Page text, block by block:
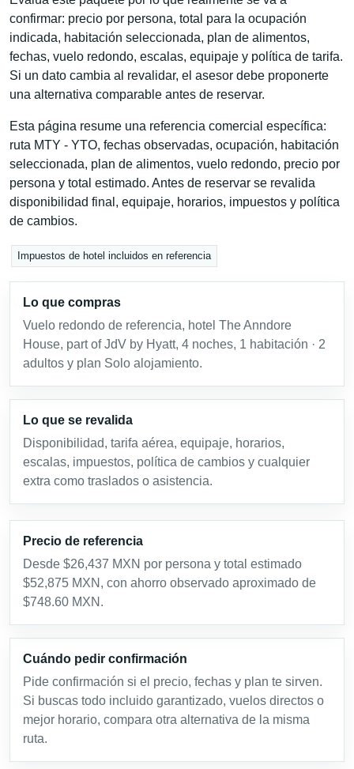
confirmar: precio por persona, total para la ocupación
indicada, habitación seleccionada, plan de alimentos,
fechas, vuelo redondo, escalas, equipaje y política de tarifa.
Si un dato cambia al revalidar, el asesor debe proponerte
una alternativa comparable antes de reservar.
Esta página resume una referencia comercial específica:
ruta MTY - YTO, fechas observadas, ocupación, habitación
seleccionada, plan de alimentos, vuelo redondo, precio por
persona y total estimado. Antes de reservar se revalida
disponibilidad final, equipaje, horarios, impuestos y política
de cambios.
Impuestos de hotel incluidos en referencia
Lo que compras
Vuelo redondo de referencia, hotel The Anndore
House, part of JdV by Hyatt, 4 noches, 1 habitación · 2
adultos y plan Solo alojamiento.
Lo que se revalida
Disponibilidad, tarifa aérea, equipaje, horarios,
escalas, impuestos, política de cambios y cualquier
extra como traslados o asistencia.
Precio de referencia
Desde $26,437 MXN por persona y total estimado
$52,875 MXN, con ahorro observado aproximado de
$748.60 MXN.
Cuándo pedir confirmación
Pide confirmación si el precio, fechas y plan te sirven.
Si buscas todo incluido garantizado, vuelos directos o
mejor horario, compara otra alternativa de la misma
ruta.